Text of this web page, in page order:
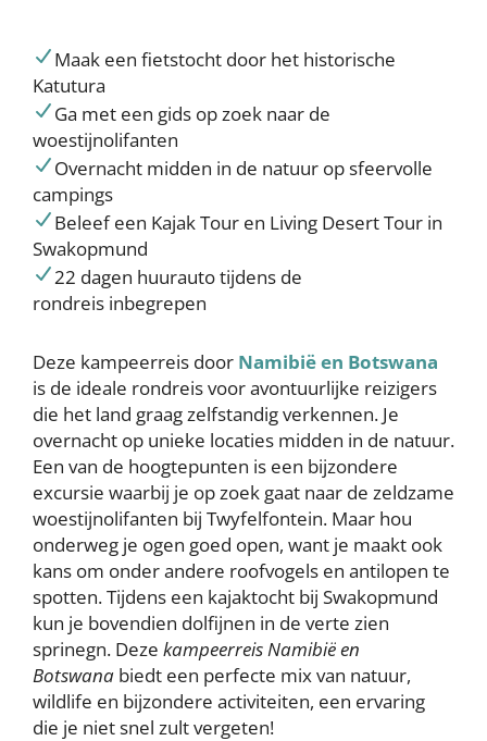
Maak een fietstocht door het historische
Katutura
Ga met een gids op zoek naar de
woestijnolifanten
Overnacht midden in de natuur op sfeervolle
campings
Beleef een Kajak Tour en Living Desert Tour in
Swakopmund
22 dagen huurauto tijdens de
rondreis inbegrepen
Deze kampeerreis door Namibië en Botswana
is de ideale rondreis voor avontuurlijke reizigers
die het land graag zelfstandig verkennen. Je
overnacht op unieke locaties midden in de natuur.
Een van de hoogtepunten is een bijzondere
excursie waarbij je op zoek gaat naar de zeldzame
woestijnolifanten bij Twyfelfontein. Maar hou
onderweg je ogen goed open, want je maakt ook
kans om onder andere roofvogels en antilopen te
spotten. Tijdens een kajaktocht bij Swakopmund
kun je bovendien dolfijnen in de verte zien
sprinegn. Deze kampeerreis Namibië en
Botswana biedt een perfecte mix van natuur,
wildlife en bijzondere activiteiten, een ervaring
die je niet snel zult vergeten!